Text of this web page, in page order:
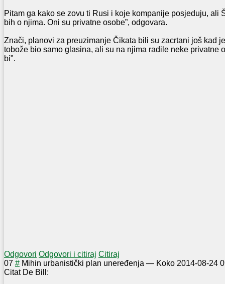
Pitam ga kako se zovu ti Rusi i koje kompanije posjeduju, ali
bih o njima. Oni su privatne osobe”, odgovara.
Znači, planovi za preuzimanje Čikata bili su zacrtani još kad
tobože bio samo glasina, ali su na njima radile neke privatne
bi".
Odgovori Odgovori i citiraj Citiraj
07 # Mihin urbanistički plan uneređenja — Koko 2014-08-24
Citat De Bill: